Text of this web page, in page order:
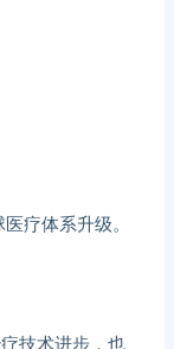
疗体系升级。
技术进步，也